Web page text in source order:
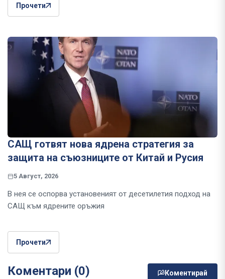
Прочети
САЩ готвят нова ядрена стратегия за
защита на съюзниците от Китай и Русия
5 Август, 2026
В нея се оспорва установеният от десетилетия подход на
САЩ към ядрените оръжия
Прочети
Коментари (0) Коментирай